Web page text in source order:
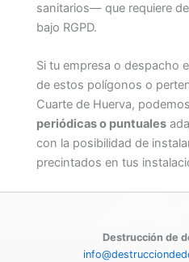
sanitarios— que requiere
bajo RGPD.
Si tu empresa o despacho
de estos polígonos o
Cuarte de Huerva,
periódicas o puntuales
con la posibilidad de
precintados en tus
Destrucción de